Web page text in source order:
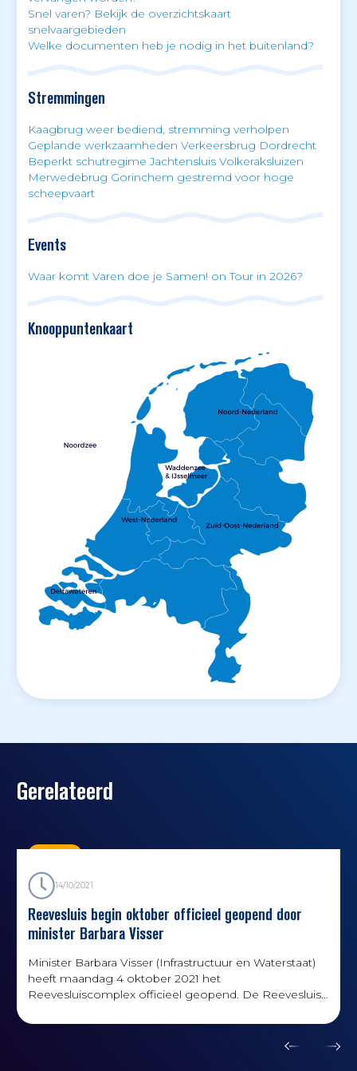
Snel varen? Bekijk de overzichtskaart
snelvaargebieden
Welke documenten heb je nodig in het buitenland?
Stremmingen
Kaagbrug weer bediend, stremming verholpen
Geplande werkzaamheden Verkeersbrug Dordrecht
Beperkt schutregime Jachtensluis Volkeraksluizen
Merwedebrug Gorinchem gestremd voor hoge
scheepvaart
Events
Waar komt Varen doe je Samen! on Tour in 2026?
Knooppuntenkaart
Gerelateerd
14/10/2021
Reevesluis begin oktober officieel geopend door
minister Barbara Visser
Minister Barbara Visser (Infrastructuur en Waterstaat)
heeft maandag 4 oktober 2021 het
Reevesluiscomplex officieel geopend. De Reevesluis